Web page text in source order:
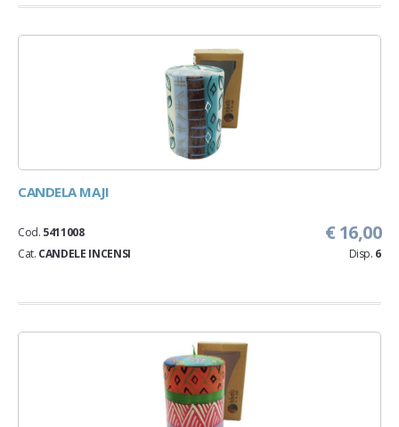
CANDELA MAJI
€ 16,00
Cod. 5411008
Cat. CANDELE INCENSI Disp. 6